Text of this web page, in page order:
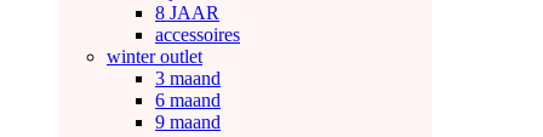
8 JAAR
accessoires
winter outlet
3 maand
6 maand
9 maand